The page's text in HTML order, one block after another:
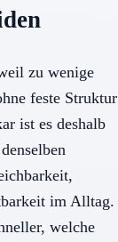
zu wenige
feste Struktur
ist es deshalb
im Alltag.
welche